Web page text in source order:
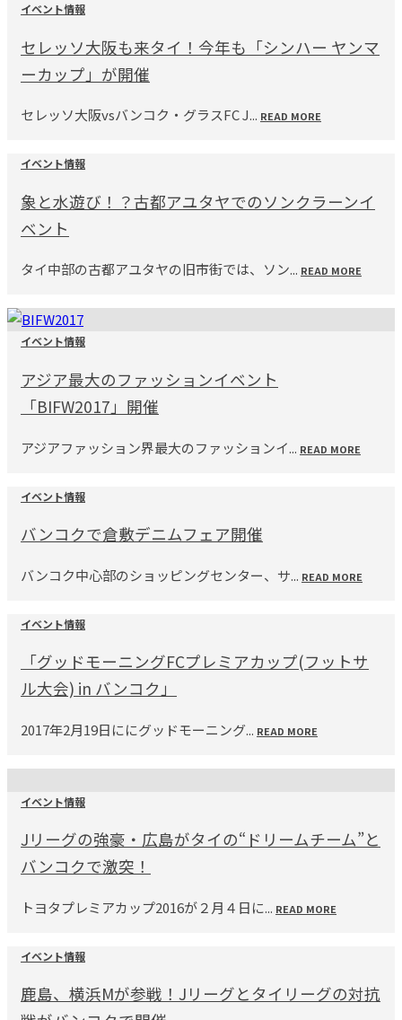
イベント情報
セレッソ大阪も来タイ！今年も「シンハー ヤンマ
ーカップ」が開催
セレッソ大阪vsバンコク・グラスFC J... READ MORE
イベント情報
象と水遊び！？古都アユタヤでのソンクラーンイ
ベント
タイ中部の古都アユタヤの旧市街では、ソン... READ MORE
イベント情報
アジア最大のファッションイベント
「BIFW2017」開催
アジアファッション界最大のファッションイ... READ MORE
イベント情報
バンコクで倉敷デニムフェア開催
バンコク中心部のショッピングセンター、サ... READ MORE
イベント情報
「グッドモーニングFCプレミアカップ(フットサ
ル大会) in バンコク」
2017年2月19日ににグッドモーニング... READ MORE
イベント情報
Jリーグの強豪・広島がタイの“ドリームチーム”と
バンコクで激突！
トヨタプレミアカップ2016が２月４日に... READ MORE
イベント情報
鹿島、横浜Mが参戦！Jリーグとタイリーグの対抗